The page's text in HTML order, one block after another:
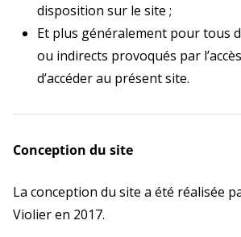
disposition sur le site ;
Et plus généralement pour tous
ou indirects provoqués par
d’accéder au présent site.
Conception du site
La conception du site a été réalisée
Violier en 2017.